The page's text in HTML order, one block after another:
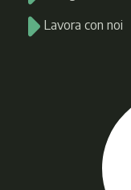
Lavora con noi